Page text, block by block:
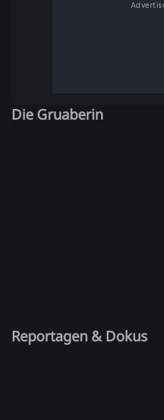
Die Gruaberin
Reportagen & Dokus